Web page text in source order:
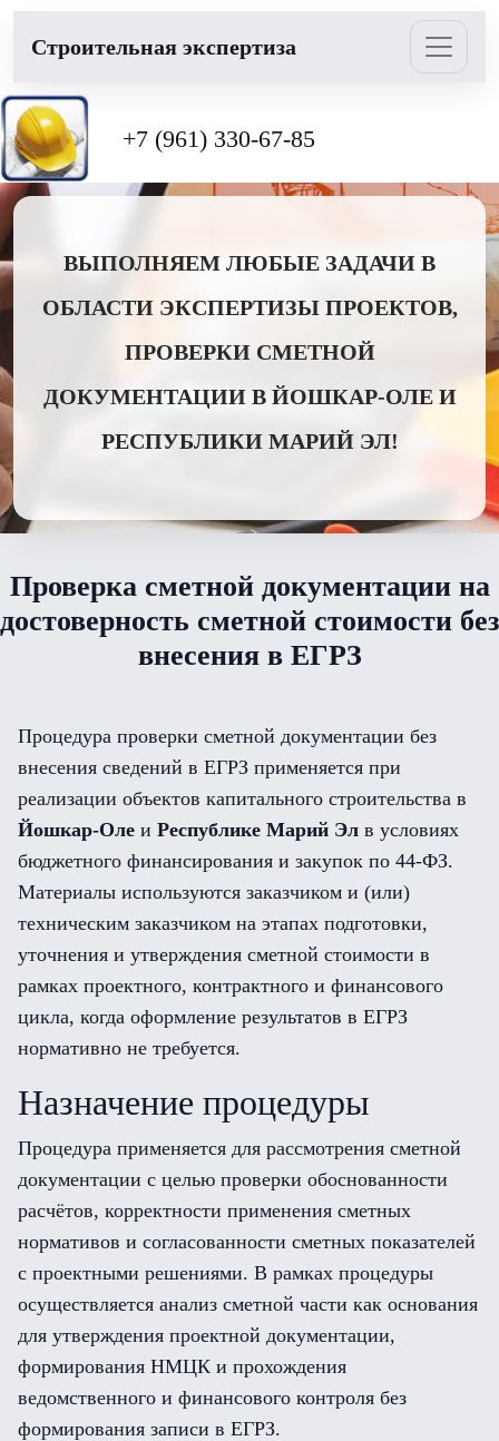
Cтроительная экспертиза
+7 (961) 330-67-85
ВЫПОЛНЯЕМ ЛЮБЫЕ ЗАДАЧИ В
ОБЛАСТИ ЭКСПЕРТИЗЫ ПРОЕКТОВ,
ПРОВЕРКИ СМЕТНОЙ
ДОКУМЕНТАЦИИ В ЙОШКАР-ОЛЕ И
РЕСПУБЛИКИ МАРИЙ ЭЛ!
Проверка сметной документации на
достоверность сметной стоимости без
внесения в ЕГРЗ
Процедура проверки сметной документации без
внесения сведений в ЕГРЗ применяется при
реализации объектов капитального строительства в
Йошкар-Оле и Республике Марий Эл в условиях
бюджетного финансирования и закупок по 44-ФЗ.
Материалы используются заказчиком и (или)
техническим заказчиком на этапах подготовки,
уточнения и утверждения сметной стоимости в
рамках проектного, контрактного и финансового
цикла, когда оформление результатов в ЕГРЗ
нормативно не требуется.
Назначение процедуры
Процедура применяется для рассмотрения сметной
документации с целью проверки обоснованности
расчётов, корректности применения сметных
нормативов и согласованности сметных показателей
с проектными решениями. В рамках процедуры
осуществляется анализ сметной части как основания
для утверждения проектной документации,
формирования НМЦК и прохождения
ведомственного и финансового контроля без
формирования записи в ЕГРЗ.